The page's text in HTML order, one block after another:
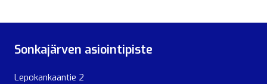
Sonkajärven asiointipiste
Lepokankaantie 2